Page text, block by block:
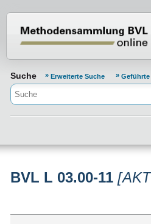
Suche Erweiterte Suche Geführte
BVL L 03.00-11